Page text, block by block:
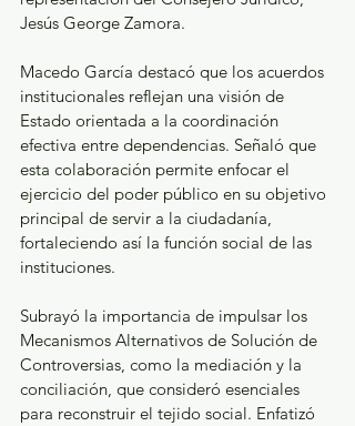
Jesús George Zamora.
Macedo García destacó que los acuerdos
institucionales reflejan una visión de
Estado orientada a la coordinación
efectiva entre dependencias. Señaló que
esta colaboración permite enfocar el
ejercicio del poder público en su objetivo
principal de servir a la ciudadanía,
fortaleciendo así la función social de las
instituciones.
Subrayó la importancia de impulsar los
Mecanismos Alternativos de Solución de
Controversias, como la mediación y la
conciliación, que consideró esenciales
para reconstruir el tejido social. Enfatizó